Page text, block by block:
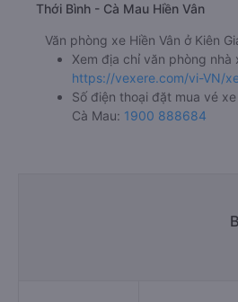
Thới Bình - Cà Mau Hiền Vân
Văn phòng xe Hiền Vân ở Kiên
Xem địa chỉ văn phòng nhà
https://vexere.com/vi-VN/
Số điện thoại đặt mua vé
Cà Mau: 1900 888684